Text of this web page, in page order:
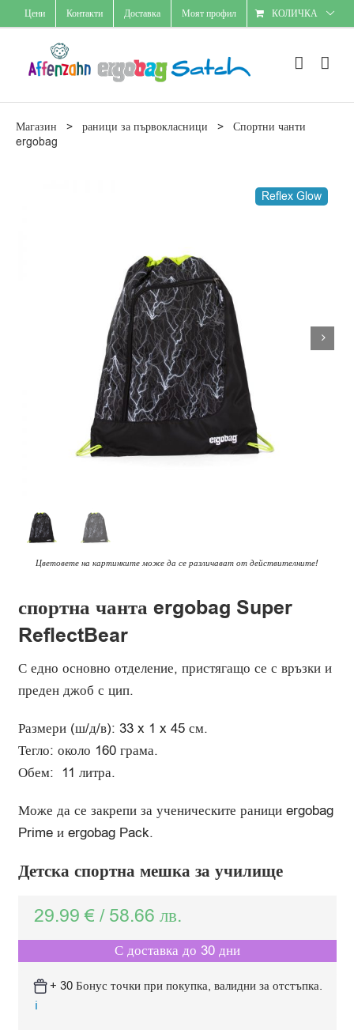
Skip
to
Цени Контакти Доставка Моят профил КОЛИЧКА
Магазин > раници за първокласници > Спортни чанти
ergobag
Reflex Glow
Цветовете на картинките може да се различават от действителните!
спортна чанта ergobag Super
ReflectBear
С едно основно отделение, пристягащо се с връзки и
преден джоб с цип.
Размери (ш/д/в): 33 x 1 x 45 см.
Тегло: около 160 грама.
Обем: 11 литра.
Може да се закрепи за ученическите раници ergobag
Prime и ergobag Pack.
Детска спортна мешка за училище
29.99€ /58.66лв.
С доставка до 30 дни
+ 30 Бонус точки при покупка, валидни за отстъпка.
ℹ️